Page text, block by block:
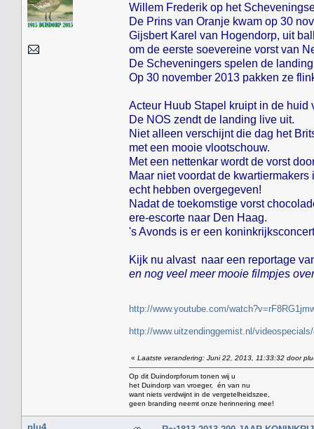
Willem Frederik op het
De Prins van Oranje kwam op 30
Gijsbert Karel van Hogendorp, uit
om de eerste soevereine vorst van
De Scheveningers spelen de
Op 30 november 2013 pakken ze
Acteur Huub Stapel kruipt in de
De NOS zendt de landing live uit.
Niet alleen verschijnt die dag het
met een mooie vlootschouw.
Met een nettenkar wordt de vorst
Maar niet voordat de
echt hebben overgegeven!
Nadat de toekomstige vorst
ere-escorte naar Den Haag.
's Avonds is er een
Kijk nu alvast naar een reportage
en nog veel meer mooie filmpjes
http://www.youtube.com/
http://www.uitzendinggemist.nl/
« Laatste verandering: Juni 22, 2013, 11:33:32 door
Op dit Duindorpforum tonen wij u
het Duindorp van vroeger, én van nu
want niets verdwijnt in de vergetelheidszee,
geen branding neemt onze herinnering mee!